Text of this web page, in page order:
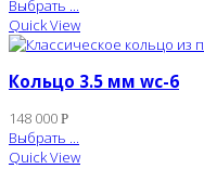
Выбрать ...
Quick View
Кольцо 3.5 мм wc-6
148 000 Р
Выбрать ...
Quick View